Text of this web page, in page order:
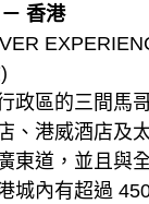
香港
政區的三間馬
、港威酒店及
東道，並且與
城內有超過